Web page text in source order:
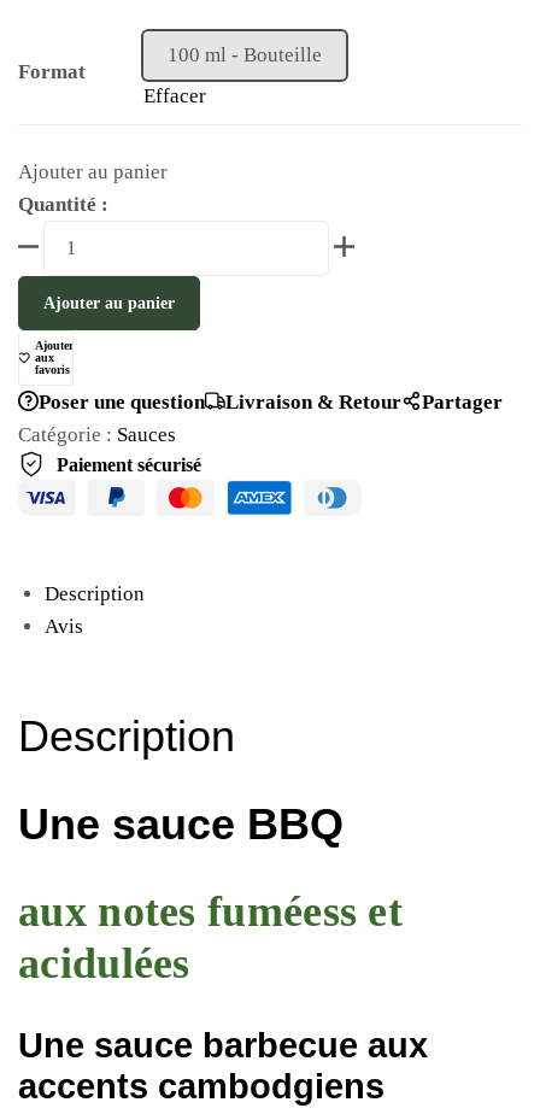
Format
100 ml - Bouteille
Effacer
Ajouter au panier
Quantité :
Ajouter au panier
Ajouter
aux
favoris
Poser une question Livraison & Retour
Partager
Catégorie : Sauces
Paiement sécurisé
Description
Avis
Description
Une sauce BBQ
aux notes fuméess et
acidulées
Une sauce barbecue aux
accents cambodgiens